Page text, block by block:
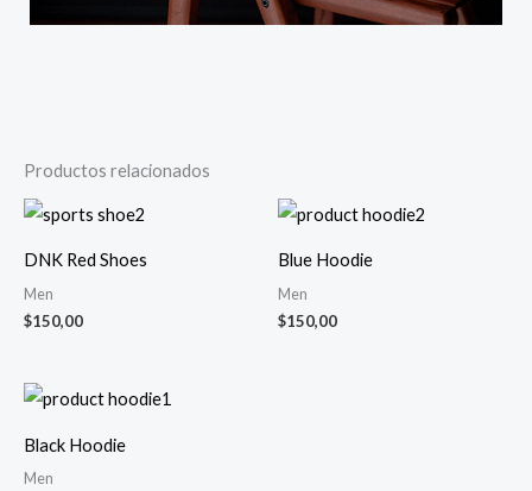
Productos relacionados
DNK Red Shoes
Men
$150,00
Blue Hoodie
Men
$150,00
Black Hoodie
Men